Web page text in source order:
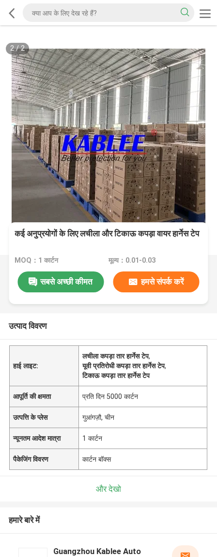
2/2
कई अनुप्रयोगों के लिए लचीला और टिकाऊ कपड़ा वायर हार्नेस टेप
MOQ：1 कार्टन मूल्य：0.01-0.03
सबसे अच्छी कीमत हमसे संपर्क करें
उत्पाद विवरण
हाई लाइट:
लचीला कपड़ा तार हार्नेस टेप,
यूवी प्रतिरोधी कपड़ा तार हार्नेस टेप,
टिकाऊ कपड़ा तार हार्नेस टेप
आपूर्ति की क्षमता प्रति दिन 5000 कार्टन
उत्पत्ति के प्लेस गुआंगज़ौ, चीन
न्यूनतम आदेश मात्रा 1 कार्टन
पैकेजिंग विवरण कार्टन बॉक्स
और देखो
हमारे बारे में
Guangzhou Kablee Auto